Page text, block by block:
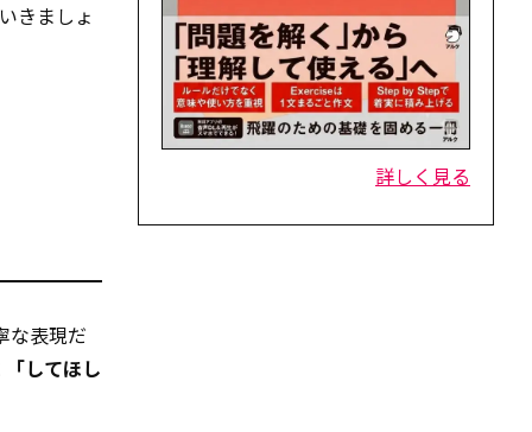
きましょ
な表現だ
「してほし
詳しく見る